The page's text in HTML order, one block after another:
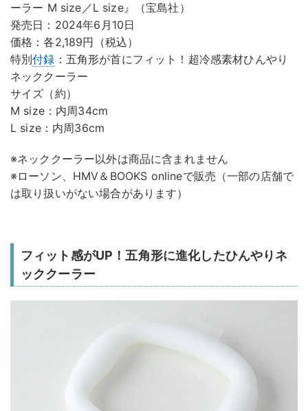
ーラー M size／L size』（宝島社）
発売日：2024年6月10日
価格：各2,189円（税込）
特別付録 ：五角形が首にフィット！超冷感素材ひんやり
ネッククーラー
サイズ（約）
M size：内周34cm
L size：内周36cm
※ネッククーラー以外は商品に含まれません
※ローソン、HMV＆BOOKS onlineで販売（一部の店舗で
は取り扱いがない場合があります）
フィット感がUP！五角形に進化したひんやりネ
ッククーラー